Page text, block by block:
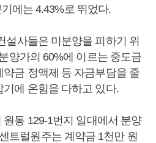
에는 4.43%로 뛰었다.
설사들은 미분양을 피하기 위
양가의 60%에 이르는 중도금
금 정액제 등 자금부담을 줄
에 온힘을 다하고 있다.
동 129-1번지 일대에서 분양
트럴원주는 계약금 1천만 원